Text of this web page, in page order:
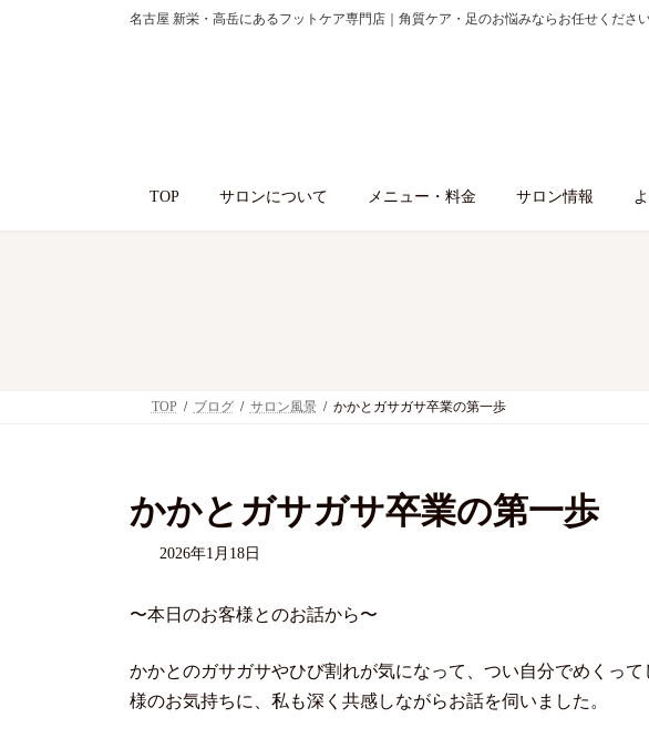
名古屋 新栄・高岳にあるフットケア専門店｜角質ケア・足のお悩みならお任せください
TOP サロンについて メニュー・料金 サロン情報
TOP ブログ サロン風景 かかとガサガサ卒業の第一歩
かかとガサガサ卒業の第一歩
2026年1月18日
〜本日のお客様とのお話から〜
かかとのガサガサやひび割れが気になって、つい自分でめくっ
様のお気持ちに、私も深く共感しながらお話を伺いました。